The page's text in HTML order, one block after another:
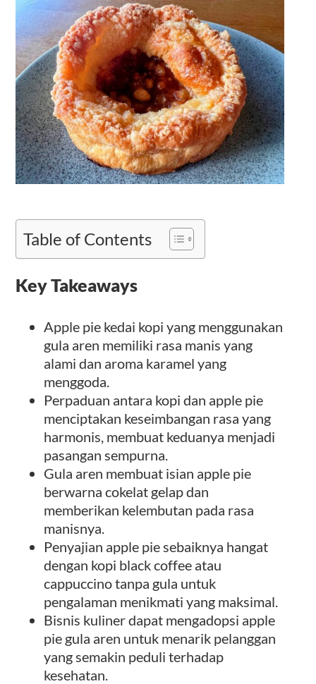
Hangat!
Table of Contents
Key Takeaways
Apple pie kedai kopi yang menggunakan
gula aren memiliki rasa manis yang
alami dan aroma karamel yang
menggoda.
Perpaduan antara kopi dan apple pie
menciptakan keseimbangan rasa yang
harmonis, membuat keduanya menjadi
pasangan sempurna.
Gula aren membuat isian apple pie
berwarna cokelat gelap dan
memberikan kelembutan pada rasa
manisnya.
Penyajian apple pie sebaiknya hangat
dengan kopi black coffee atau
cappuccino tanpa gula untuk
pengalaman menikmati yang maksimal.
Bisnis kuliner dapat mengadopsi apple
pie gula aren untuk menarik pelanggan
yang semakin peduli terhadap
kesehatan.